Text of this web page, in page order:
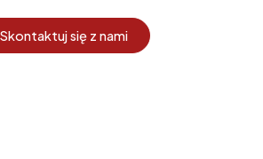
Skontaktuj się z nami